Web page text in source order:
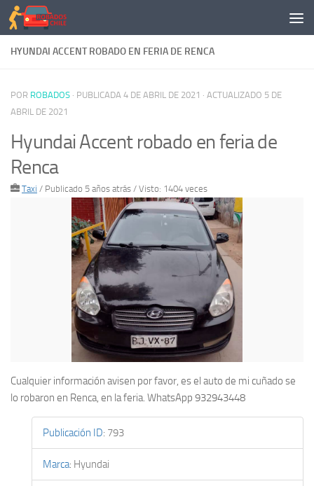
Saltar al contenido
HYUNDAI ACCENT ROBADO EN FERIA DE RENCA
POR ROBADOS · PUBLICADA 4 DE ABRIL DE 2021 · ACTUALIZADO 5 DE
ABRIL DE 2021
Hyundai Accent robado en feria de
Renca
Taxi / Publicado 5 años atrás / Visto: 1404 veces
Cualquier información avisen por favor, es el auto de mi cuñado se
lo robaron en Renca, en la feria. WhatsApp 932943448
Publicación ID: 793
Marca: Hyundai